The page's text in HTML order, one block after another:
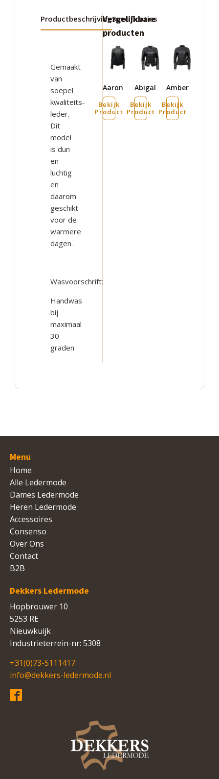
ProductbeschrijvingSpecificaties
Gemaakt
van
soepel
kwaliteits-
leder.
Dit
model
is dun
en
luchtig
en
daarom
geschikt
voor de
warmere
dagen.
Wasvoorschrift:
Handwas
bij
maximaal
30
graden
Vergelijkbare
producten
Aaron
Bekijk
Product
Dit
product
meerdere
variaties.
Deze
Abigal
Bekijk
Product
Dit
product
meerdere
variaties.
Deze
Amber
Bekijk
Product
Dit
product
meerdere
variaties.
Deze
Menu
Home
Alle Ledermode
Dames Ledermode
Heren Ledermode
Accessoires
Consenso
Over Ons
Contact
B2B
Dekkers Ledermode
Hopbrouwer 10
5253 RE
Nieuwkuijk
Industrieterrein-nr: 5308
+31(0)73-5111417
info@dekkers-ledermode.nl